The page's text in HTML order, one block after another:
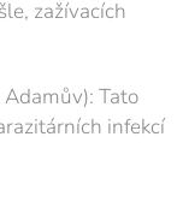
zažívacích
Tato
infekcí